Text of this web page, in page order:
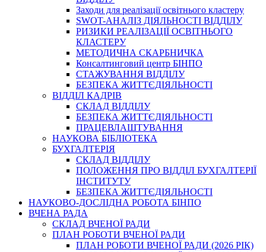
Заходи для реалізації освітнього кластеру
SWOT-АНАЛІЗ ДІЯЛЬНОСТІ ВІДДІЛУ
РИЗИКИ РЕАЛІЗАЦІЇ ОСВІТНЬОГО
КЛАСТЕРУ
МЕТОДИЧНА СКАРБНИЧКА
Консалтинговий центр БІНПО
СТАЖУВАННЯ ВІДДІЛУ
БЕЗПЕКА ЖИТТЄДІЯЛЬНОСТІ
ВІДДІЛ КАДРІВ
СКЛАД ВІДДІЛУ
БЕЗПЕКА ЖИТТЄДІЯЛЬНОСТІ
ПРАЦЕВЛАШТУВАННЯ
НАУКОВА БІБЛІОТЕКА
БУХГАЛТЕРІЯ
СКЛАД ВІДДІЛУ
ПОЛОЖЕННЯ ПРО ВІДДІЛ БУХГАЛТЕРІЇ
ІНСТИТУТУ
БЕЗПЕКА ЖИТТЄДІЯЛЬНОСТІ
НАУКОВО-ДОСЛІДНА РОБОТА БІНПО
ВЧЕНА РАДА
СКЛАД ВЧЕНОЇ РАДИ
ПЛАН РОБОТИ ВЧЕНОЇ РАДИ
ПЛАН РОБОТИ ВЧЕНОЇ РАДИ (2026 РІК)